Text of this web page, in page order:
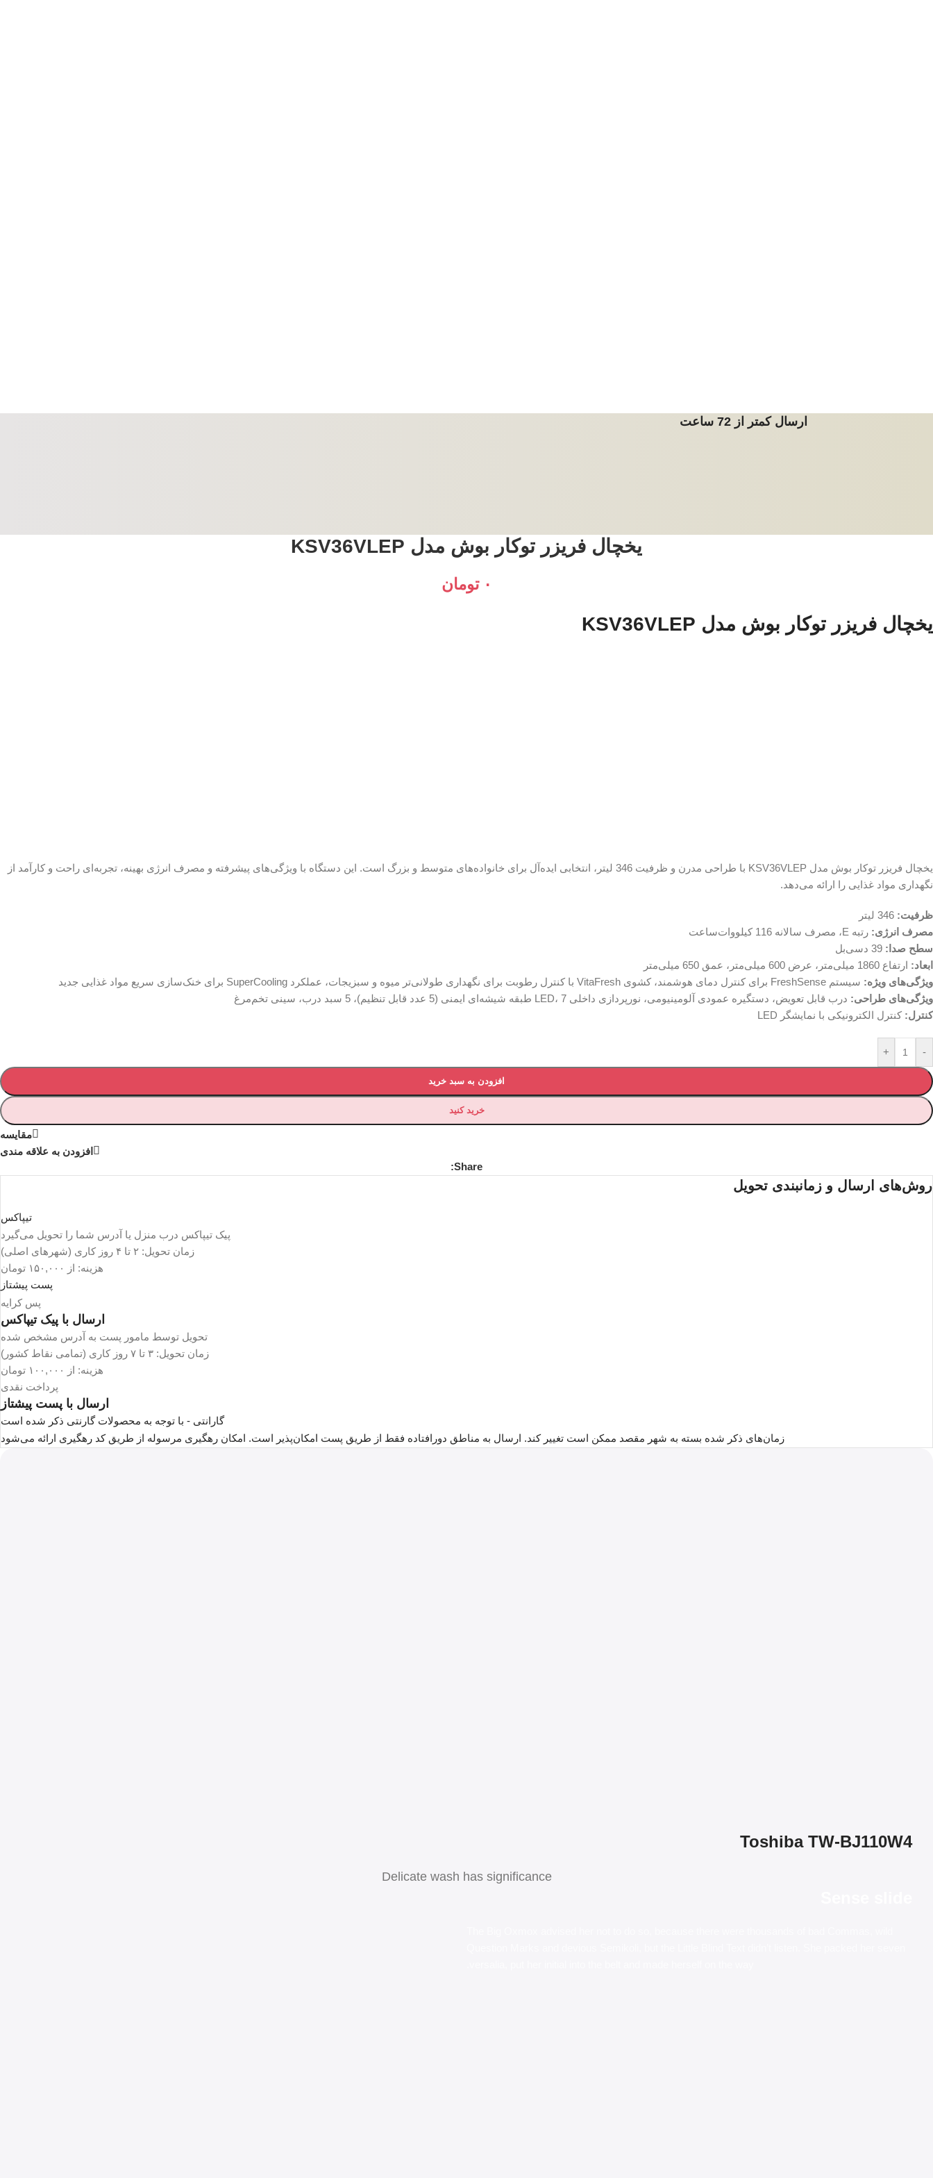
ارسال کمتر از 72 ساعت
یخچال فریزر توکار بوش مدل KSV36VLEP
۰ تومان
یخچال فریزر توکار بوش مدل KSV36VLEP
یخچال فریزر توکار بوش مدل KSV36VLEP با طراحی مدرن و ظرفیت 346 لیتر، انتخابی ایده‌آل برای خانواده‌های متوسط و بزرگ است. این دستگاه با ویژگی‌های پیشرفته و مصرف انرژی بهینه، تجربه‌ای راحت و کارآمد از
نگهداری مواد غذایی را ارائه می‌دهد.
ظرفیت:
مصرف انرژی: رتبه E، مصرف سالانه 116 کیلووات‌ساعت
سطح صدا:
ابعاد: ارتفاع 1860 میلی‌متر، عرض 600 میلی‌متر، عمق 650 میلی‌متر
ویژگی‌های ویژه: سیستم FreshSense برای کنترل دمای هوشمند، کشوی VitaFresh با کنترل رطوبت برای نگهداری طولانی‌تر میوه و سبزیجات، عملکرد SuperCooling برای خنک‌سازی سریع مواد غذایی جدید
ویژگی‌های طراحی: درب قابل تعویض، دستگیره عمودی آلومینیومی، نورپردازی داخلی LED، 7 طبقه شیشه‌ای ایمنی (5 عدد قابل تنظیم)، 5 سبد درب، سینی تخم‌مرغ
کنترل: کنترل الکترونیکی با نمایشگر LED
-
+
افزودن به سبد خرید
خرید کنید
مقايسه
افزودن به علاقه مندی
Share:
روش‌های ارسال و زمانبندی تحویل
تیپاکس
پیک تیپاکس درب منزل یا آدرس شما را تحویل می‌گیرد
زمان تحویل: ۲ تا ۴ روز کاری (شهرهای اصلی)
هزینه: از ۱۵۰,۰۰۰ تومان
پست پیشتاز
پس کرایه
ارسال با پیک تیپاکس
تحویل توسط مامور پست به آدرس مشخص شده
زمان تحویل: ۳ تا ۷ روز کاری (تمامی نقاط کشور)
هزینه: از ۱۰۰,۰۰۰ تومان
پرداخت نقدی
ارسال با پست پیشتاز
گارانتی - با توجه به محصولات گارنتی ذکر شده است
زمان‌های ذکر شده بسته به شهر مقصد ممکن است تغییر کند. ارسال به مناطق دورافتاده فقط از طریق پست امکان‌پذیر است. امکان رهگیری مرسوله از طریق کد رهگیری ارائه می‌شود
Toshiba TW-BJ110W4
Delicate wash has significance